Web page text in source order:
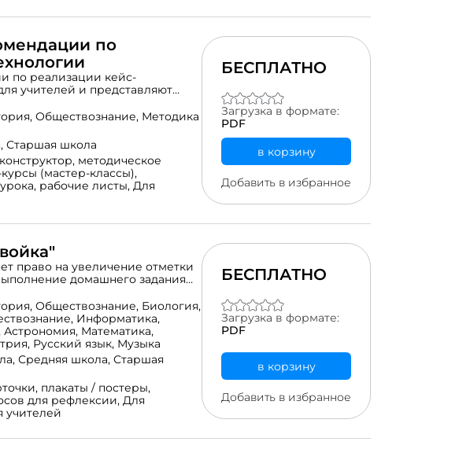
по
по реализации кейс-
учителей и представляют
практических знаний по
на уроках гуманитарного
пространстве
Обществознание, Методика
Старшая школа
методическое
(мастер-классы),
рабочие листы, Для
БЕСПЛАТНО
Загрузка в формате:
PDF
в корзину
Добавить в избранное
право на увеличение отметки
можно выдавать для
мотивации отдельных
Обществознание, Биология,
Информатика,
Астрономия, Математика,
Русский язык, Музыка
Средняя школа, Старшая
плакаты / постеры,
для рефлексии, Для
учителей
БЕСПЛАТНО
Загрузка в формате:
PDF
в корзину
Добавить в избранное